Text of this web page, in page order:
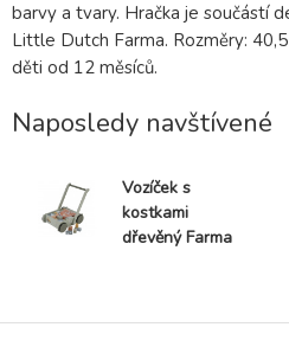
barvy a tvary. Hračka je součástí
Little Dutch Farma. Rozměry:
děti od 12 měsíců.
Naposledy navštívené
Vozíček s
kostkami
dřevěný Farma